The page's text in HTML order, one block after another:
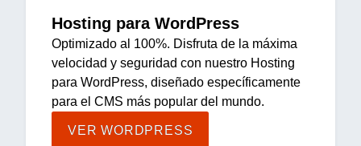
Hosting para WordPress
Optimizado al 100%. Disfruta de la máxima
velocidad y seguridad con nuestro Hosting
para WordPress, diseñado específicamente
para el CMS más popular del mundo.
VER WORDPRESS